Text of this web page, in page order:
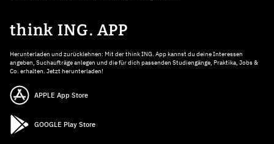
think ING. APP
Herunterladen und zurücklehnen: Mit der think ING. App kannst du deine Interessen
angeben, Suchaufträge anlegen und die für dich passenden Studiengänge, Praktika, Jobs &
Co. erhalten. Jetzt herunterladen!
APPLE App Store
GOOGLE Play Store